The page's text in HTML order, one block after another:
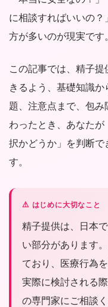
に相談すればいいの？
方が多いのが現実です
この記事では、精子
きるよう、基礎知識
題、注意点まで、包
わったとき、あなた
択かどうか」を判断で
す。
⚠️ はじめに大切なこと
精子提供は、日本
い部分があります
ており、医療行為
実際に検討される
の専門家にご相談く